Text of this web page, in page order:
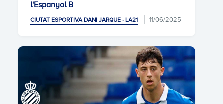
l'Espanyol B
CIUTAT ESPORTIVA DANI JARQUE · LA21 11/06/2025